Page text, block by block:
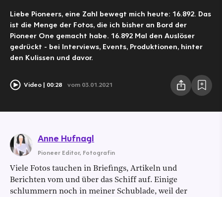
Liebe Pioneers, eine Zahl bewegt mich heute: 16.892. Das
ist die Menge der Fotos, die ich bisher an Bord der
Pioneer One gemacht habe. 16.892 Mal den Auslöser
gedrückt - bei Interviews, Events, Produktionen, hinter
den Kulissen und davor.
Video 00:28 vom 03.01.2021
Anne Hufnagl
Pioneer Editor, Fotografin
Viele Fotos tauchen in Briefings, Artikeln und
Berichten vom und über das Schiff auf. Einige
schlummern noch in meiner Schublade, weil der